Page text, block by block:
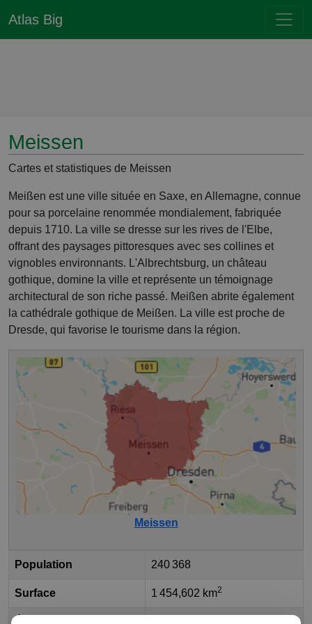
Atlas Big
Meissen
Cartes et statistiques de Meissen
Meißen est une ville située en Saxe, en Allemagne, connue
pour sa porcelaine renommée mondialement, fabriquée
depuis 1710. La ville se dresse sur les rives de l'Elbe,
offrant des paysages pittoresques avec ses collines et
vignobles environnants. L'Albrechtsburg, un château
gothique, domine la ville et représente un témoignage
architectural de son riche passé. Meißen abrite également
la cathédrale gothique de Meißen. La ville est proche de
Dresde, qui favorise le tourisme dans la région.
Meissen
Population 240 368
Surface 1 454,602 km2